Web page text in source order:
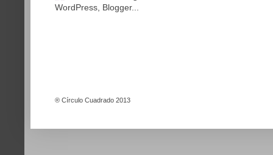
® Círculo Cuadrado 2013